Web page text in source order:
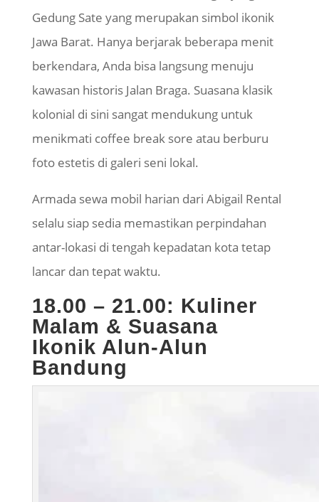
Gedung Sate yang merupakan simbol ikonik
Jawa Barat. Hanya berjarak beberapa menit
berkendara, Anda bisa langsung menuju
kawasan historis Jalan Braga. Suasana klasik
kolonial di sini sangat mendukung untuk
menikmati coffee break sore atau berburu
foto estetis di galeri seni lokal.
Armada sewa mobil harian dari Abigail Rental
selalu siap sedia memastikan perpindahan
antar-lokasi di tengah kepadatan kota tetap
lancar dan tepat waktu.
18.00 – 21.00: Kuliner
Malam & Suasana
Ikonik Alun-Alun
Bandung